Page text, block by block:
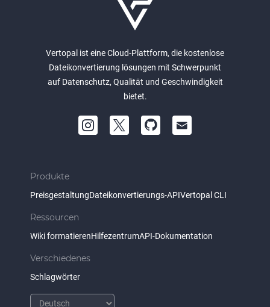
Vertopal ist eine Cloud-Plattform, die kostenlose
Dateikonvertierung lösungen mit Schwerpunkt
auf Datenschutz, Qualität und Geschwindigkeit
bietet.
Produkte
PreisgestaltungDateikonvertierungs-APIVertopal CLI
Ressourcen
Wiki formatierenHilfezentrumAPI-Dokumentation
Verschiedenes
Schlagwörter